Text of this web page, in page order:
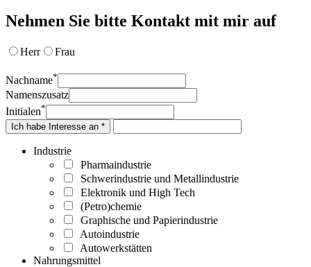
Nehmen Sie bitte Kontakt mit mir auf
Herr Frau
Nachname*
Namenszusatz
Initialen*
Ich habe Interesse an *
Industrie
Pharmaindustrie
Schwerindustrie und Metallindustrie
Elektronik und High Tech
(Petro)chemie
Graphische und Papierindustrie
Autoindustrie
Autowerkstätten
Nahrungsmittel